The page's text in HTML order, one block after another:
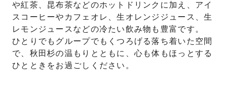
や紅茶、昆布茶などのホットドリンクに加え、アイ
スコーヒーやカフェオレ、生オレンジジュース、生
レモンジュースなどの冷たい飲み物も豊富です。
ひとりでもグループでもくつろげる落ち着いた空間
で、秋田杉の温もりとともに、心も体もほっとする
ひとときをお過ごしください。